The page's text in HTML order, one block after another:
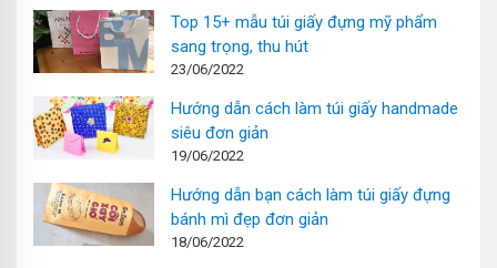
Top 15+ mẫu túi giấy đựng mỹ phẩm
sang trọng, thu hút
23/06/2022
Hướng dẫn cách làm túi giấy handmade
siêu đơn giản
19/06/2022
Hướng dẫn bạn cách làm túi giấy đựng
bánh mì đẹp đơn giản
18/06/2022